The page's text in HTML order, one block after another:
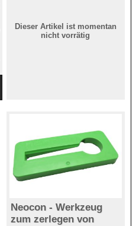
Dieser Artikel ist momentan
nicht vorrätig
Neocon - Werkzeug
zum zerlegen von